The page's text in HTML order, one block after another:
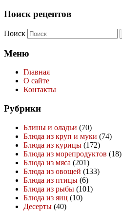
Поиск рецептов
Поиск
Меню
Главная
О сайте
Контакты
Рубрики
Блины и оладьи (70)
Блюда из круп и муки (74)
Блюда из курицы (172)
Блюда из морепродуктов (18)
Блюда из мяса (201)
Блюда из овощей (133)
Блюда из птицы (6)
Блюда из рыбы (101)
Блюда из яиц (10)
Десерты (40)